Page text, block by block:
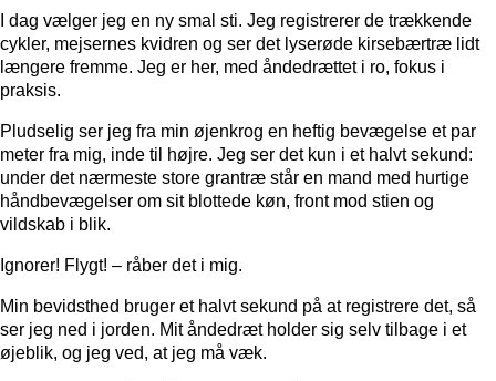
I dag vælger jeg en ny smal sti. Jeg registrerer de trækkende
cykler, mejsernes kvidren og ser det lyserøde kirsebærtræ lidt
længere fremme. Jeg er her, med åndedrættet i ro, fokus i
praksis.
Pludselig ser jeg fra min øjenkrog en heftig bevægelse et par
meter fra mig, inde til højre. Jeg ser det kun i et halvt sekund:
under det nærmeste store grantræ står en mand med hurtige
håndbevægelser om sit blottede køn, front mod stien og
vildskab i blik.
Ignorer! Flygt! – råber det i mig.
Min bevidsthed bruger et halvt sekund på at registrere det, så
ser jeg ned i jorden. Mit åndedræt holder sig selv tilbage i et
øjeblik, og jeg ved, at jeg må væk.